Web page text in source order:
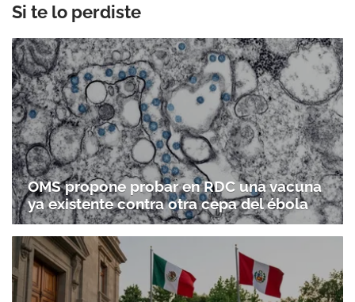
Si te lo perdiste
OMS propone probar en RDC una vacuna
ya existente contra otra cepa del ébola